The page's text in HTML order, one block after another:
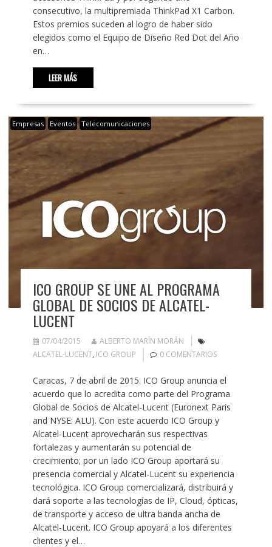
consecutivo, la multipremiada ThinkPad X1 Carbon.
Estos premios suceden al logro de haber sido
elegidos como el Equipo de Diseño Red Dot del Año
en…
LEER MÁS
Empresas Eventos Telecomunicaciones
ICO GROUP SE UNE AL PROGRAMA
GLOBAL DE SOCIOS DE ALCATEL-
LUCENT
07/04/2015
ALBERTO MARÍN MORÁN
ALCATEL-LUCENT, ICO GROUP 0 COMENTARIOS
Caracas, 7 de abril de 2015. ICO Group anuncia el
acuerdo que lo acredita como parte del Programa
Global de Socios de Alcatel-Lucent (Euronext Paris
and NYSE: ALU). Con este acuerdo ICO Group y
Alcatel-Lucent aprovecharán sus respectivas
fortalezas y aumentarán su potencial de
crecimiento; por un lado ICO Group aportará su
presencia comercial y Alcatel-Lucent su experiencia
tecnológica. ICO Group comercializará, distribuirá y
dará soporte a las tecnologías de IP, Cloud, ópticas,
de transporte y acceso de ultra banda ancha de
Alcatel-Lucent. ICO Group apoyará a los diferentes
clientes y el…